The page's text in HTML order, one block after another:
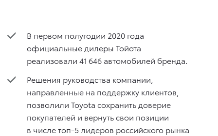
В первом полугодии 2020 года
официальные дилеры Тойота
реализовали 41 646 автомобилей бренда.
Решения руководства компании,
направленные на поддержку клиентов,
позволили Toyota сохранить доверие
покупателей и вернуть свои позиции
в числе топ-5 лидеров российского рынка